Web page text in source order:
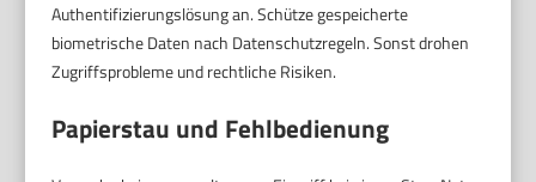
Authentifizierungslösung an. Schütze gespeicherte
biometrische Daten nach Datenschutzregeln. Sonst drohen
Zugriffsprobleme und rechtliche Risiken.
Papierstau und Fehlbedienung